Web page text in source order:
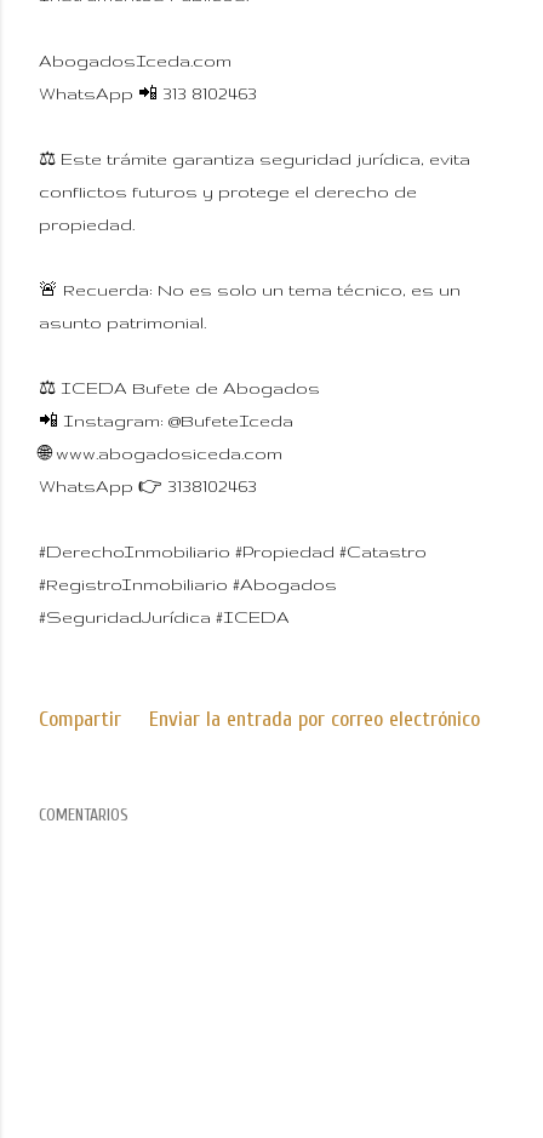
AbogadosIceda.com
WhatsApp 📲 313 8102463
⚖️ Este trámite garantiza seguridad jurídica, evita
conflictos futuros y protege el derecho de
propiedad.
🚨 Recuerda: No es solo un tema técnico, es un
asunto patrimonial.
⚖️ ICEDA Bufete de Abogados
📲 Instagram: @BufeteIceda
🌐 www.abogadosiceda.com⁠
WhatsApp 👉 3138102463
#DerechoInmobiliario #Propiedad #Catastro
#RegistroInmobiliario #Abogados
#SeguridadJurídica #ICEDA
Compartir Enviar la entrada por correo electrónico
COMENTARIOS